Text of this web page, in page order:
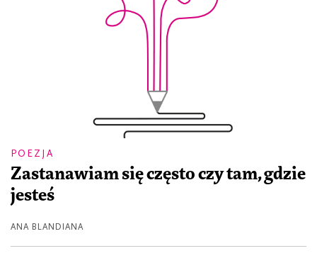
POEZJA
Zastanawiam się często czy tam, gdzie
jesteś
ANA BLANDIANA